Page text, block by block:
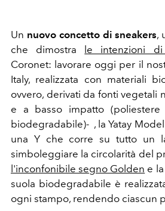
Un nuovo concetto di sneakers,
che dimostra
le intenzioni
Coronet: lavorare oggi per il
Italy, realizzata con materiali
ovvero, derivati da fonti vegetali
e a basso impatto
biodegradabile)- , la Yatay Model
una Y che corre su tutto un
simboleggiare la circolarità del
l'inconfonibile segno Golden e
suola biodegradabile è
ogni stampo, rendendo ciascun